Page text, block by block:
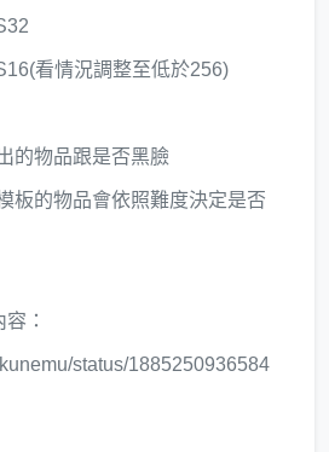
看情況調整至低於256)
的物品跟是否黑臉
板的物品會依照難度決定是否
：
status/1885250936584